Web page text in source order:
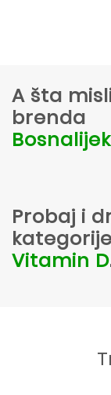
A šta
brenda
Bosnalijek
Probaj i
kategorije
Vitamin D